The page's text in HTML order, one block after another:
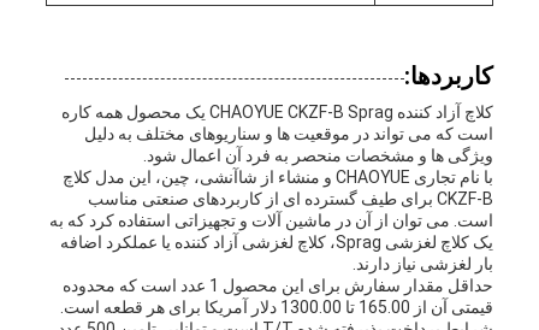
کاربردها:
کلاچ آزاد کننده CHAOYUE CKZF-B Sprag یک محصول همه کاره
است که می تواند در موقعیت ها و سناریوهای مختلف به دلیل
ویژگی ها و مشخصات منحصر به فرد آن اعمال شود.
با نام تجاری CHAOYUE و منشاء از شاآنشی، چین، این مدل کلاچ
CKZF-B برای طیف گسترده ای از کاربردهای صنعتی مناسب
است. می توان از آن در ماشین آلات و تجهیزاتی استفاده کرد که به
یک کلاچ لغزشی Sprag، کلاچ لغزشی آزاد کننده یا عملکرد اضافه
بار لغزشی نیاز دارند.
حداقل مقدار سفارش برای این محصول 1 عدد است که محدوده
قیمتی آن از 165.00 تا 1300.00 دلار آمریکا برای هر قطعه است.